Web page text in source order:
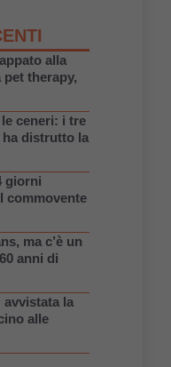
alla
therapy,
ceneri: i tre
distrutto la
giorni
commovente
ma c’è un
anni di
la
alle